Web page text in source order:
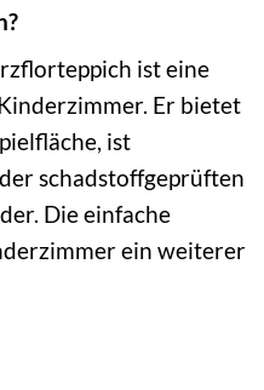
ist eine
Er bietet
ist
schadstoffgeprüften
Die einfache
ein weiterer